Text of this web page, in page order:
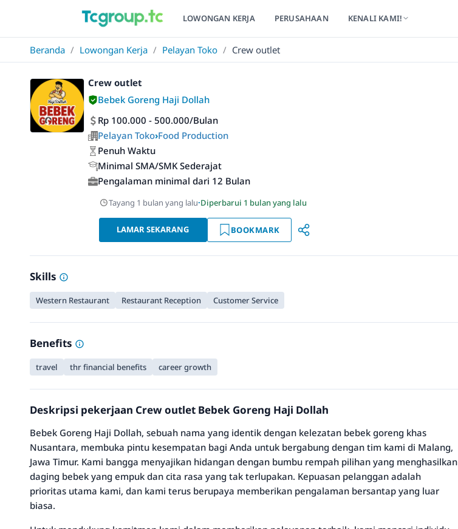
LOWONGAN KERJA PERUSAHAAN KENALI KAMI!
Beranda / Lowongan Kerja / Pelayan Toko / Crew outlet
Crew outlet
Bebek Goreng Haji Dollah
Rp 100.000 - 500.000/Bulan
Pelayan Toko›Food Production
Penuh Waktu
Minimal SMA/SMK Sederajat
Pengalaman minimal dari 12 Bulan
Tayang 1 bulan yang lalu·Diperbarui 1 bulan yang lalu
LAMAR SEKARANG BOOKMARK
Skills
Western Restaurant Restaurant Reception Customer Service
Benefits
travel thr financial benefits career growth
Deskripsi pekerjaan Crew outlet Bebek Goreng Haji Dollah
Bebek Goreng Haji Dollah, sebuah nama yang identik dengan kelezatan bebek goreng khas
Nusantara, membuka pintu kesempatan bagi Anda untuk bergabung dengan tim kami di Malang,
Jawa Timur. Kami bangga menyajikan hidangan dengan bumbu rempah pilihan yang menghasilkan
daging bebek yang empuk dan cita rasa yang tak terlupakan. Kepuasan pelanggan adalah
prioritas utama kami, dan kami terus berupaya memberikan pengalaman bersantap yang luar
biasa.